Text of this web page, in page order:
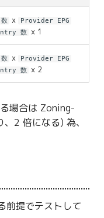
x
Provider EPG
数 x 1
x
Provider EPG
数 x 2
場合は Zoning-
2 倍になる) 為、
前提でテストして